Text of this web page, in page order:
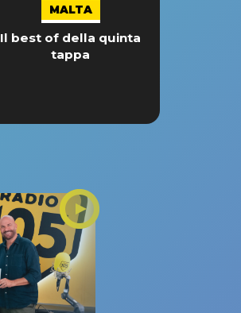
MALTA
Il best of della quinta
tappa